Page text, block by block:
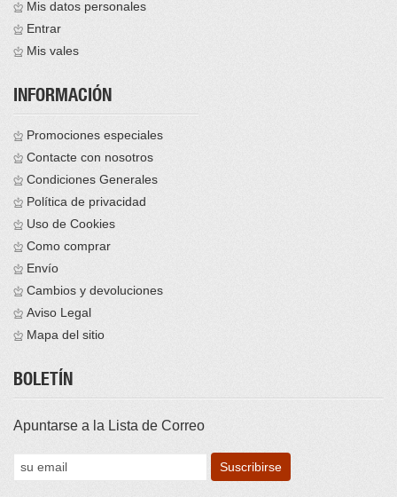
Mis datos personales
Entrar
Mis vales
INFORMACIÓN
Promociones especiales
Contacte con nosotros
Condiciones Generales
Política de privacidad
Uso de Cookies
Como comprar
Envío
Cambios y devoluciones
Aviso Legal
Mapa del sitio
BOLETÍN
Apuntarse a la Lista de Correo